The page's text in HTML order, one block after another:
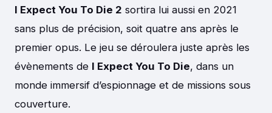
I Expect You To Die 2 sortira lui aussi en 2021
sans plus de précision, soit quatre ans après le
premier opus. Le jeu se déroulera juste après les
évènements de I Expect You To Die, dans un
monde immersif d’espionnage et de missions sous
couverture.